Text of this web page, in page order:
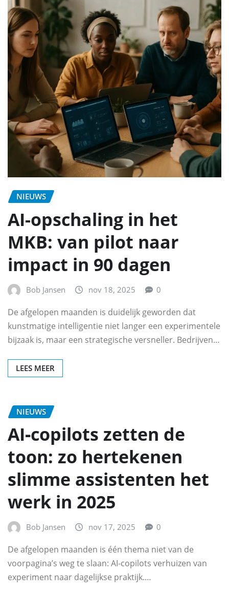
NIEUWS
AI-opschaling in het
MKB: van pilot naar
impact in 90 dagen
Bob Jansen nov 18, 2025 0
De afgelopen maanden is duidelijk geworden dat
kunstmatige intelligentie niet langer een experimentele
bijzaak is, maar een strategische versneller. Bedrijven…
LEES MEER
NIEUWS
AI‑copilots zetten de
toon: zo hertekenen
slimme assistenten het
werk in 2025
Bob Jansen nov 17, 2025 0
De afgelopen maanden is één thema niet van de
voorpagina’s weg te slaan: AI‑copilots verhuizen van
experiment naar dagelijkse praktijk.…